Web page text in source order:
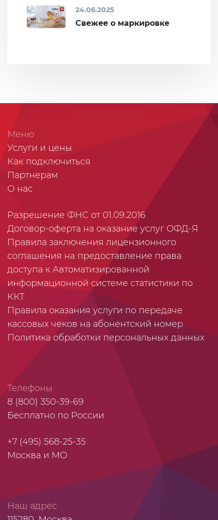
24.06.2025
Свежее о маркировке
Меню
Услуги и цены
Как подключиться
Партнерам
О нас
Разрешение ФНС от 01.09.2016
Договор-оферта на оказание услуг ОФД-Я
Правила заключения лицензионного
соглашения на предоставление права
доступа к Автоматизированной
информационной системе статистики по
ККТ
Правила оказания услуги по передаче
кассовых чеков на абонентский номер
Политика обработки персональных данных
Телефоны
8 (800) 350-39-69
Бесплатно по России
+7 (495) 568-25-35
Москва и МО
Наш адрес